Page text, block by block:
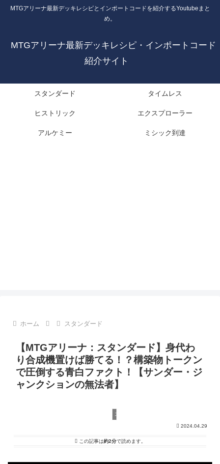
MTGアリーナ最新デッキレシピとインポートコードを紹介するYoutubeまと
め。
MTGアリーナ最新デッキレシピ・インポートコード
紹介サイト
スタンダード タイムレス
ヒストリック エクスプローラー
アルケミー ミシック到達
ホーム スタンダード
【MTGアリーナ：スタンダード】身代わ
り合成機置けば勝てる！？構築物トークン
で圧倒する青白ファクト！【サンダー・ジ
ャンクションの無法者】
スタンダード
2024.04.29
この記事は約2分で読めます。